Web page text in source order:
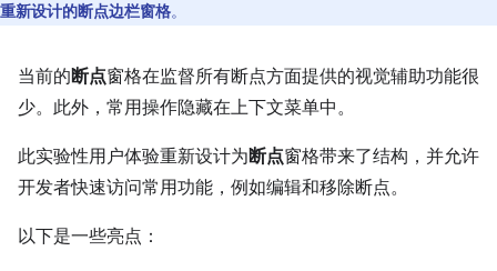
重新设计的断点边栏窗格。
当前的断点窗格在监督所有断点方面提供的视觉辅助功能很
少。此外，常用操作隐藏在上下文菜单中。
此实验性用户体验重新设计为断点窗格带来了结构，并允许
开发者快速访问常用功能，例如编辑和移除断点。
以下是一些亮点：